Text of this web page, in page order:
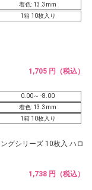
着色: 13.3mm
1箱 10枚入り
1,705 円（税込）
0.00～ -8.00
着色: 13.3mm
1箱 10枚入り
グシリーズ 10枚入 ハロ
1,738 円（税込）